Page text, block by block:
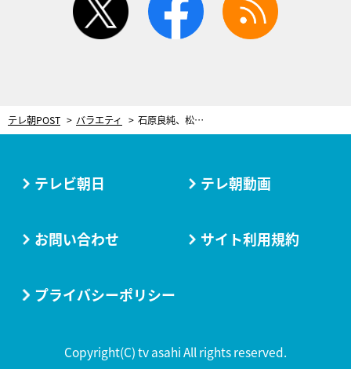
テレ朝POST バラエティ 石原良純、松田聖子との“苦い思い出”を回顧 ゆかりの地で明かされる仰天伝説も
テレビ朝日 テレ朝動画
お問い合わせ サイト利用規約
プライバシーポリシー
Copyright(C) tv asahi All rights reserved.